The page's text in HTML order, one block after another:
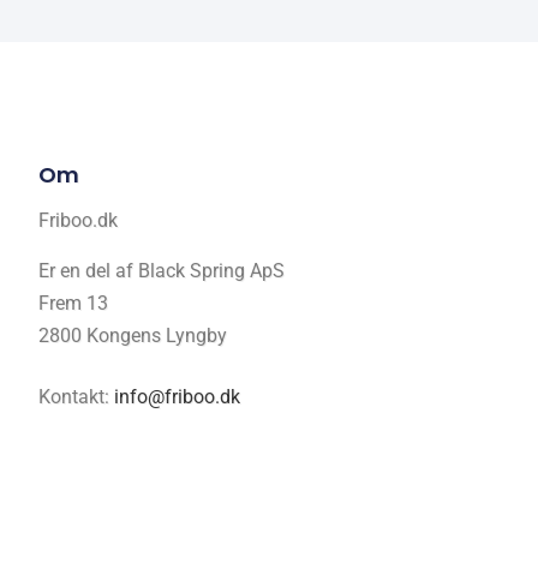
Om
Friboo.dk
Er en del af Black Spring ApS
Frem 13
2800 Kongens Lyngby
Kontakt: info@friboo.dk